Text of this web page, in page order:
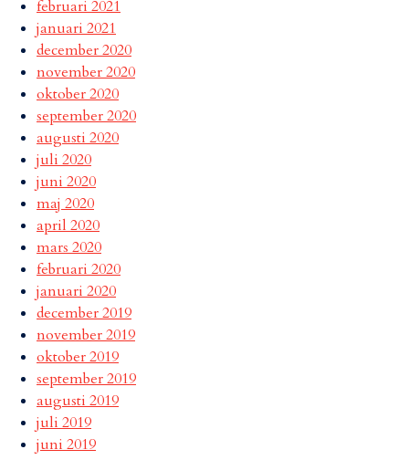
februari 2021
januari 2021
december 2020
november 2020
oktober 2020
september 2020
augusti 2020
juli 2020
juni 2020
maj 2020
april 2020
mars 2020
februari 2020
januari 2020
december 2019
november 2019
oktober 2019
september 2019
augusti 2019
juli 2019
juni 2019